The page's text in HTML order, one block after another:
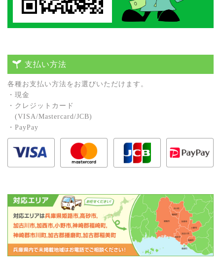
支払い方法
各種お⽀払い⽅法をお選びいただけます。
・現⾦
・クレジットカード
(VISA/Mastercard/JCB)
・PayPay